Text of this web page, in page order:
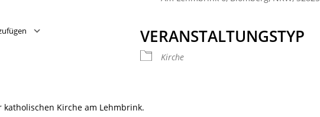
VERANSTALTUNGSTYP
Kirche
katholischen Kirche am Lehmbrink.